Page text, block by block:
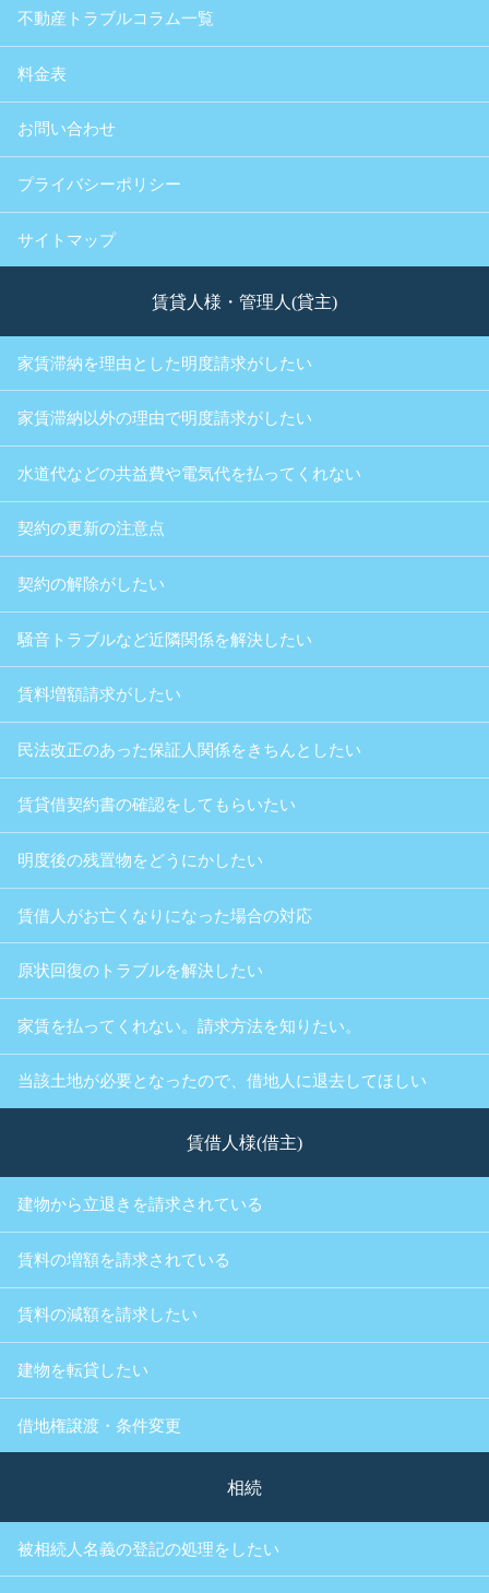
不動産トラブルコラム一覧
料金表
お問い合わせ
プライバシーポリシー
サイトマップ
賃貸人様・管理人(貸主)
家賃滞納を理由とした明度請求がしたい
家賃滞納以外の理由で明度請求がしたい
水道代などの共益費や電気代を払ってくれない
契約の更新の注意点
契約の解除がしたい
騒音トラブルなど近隣関係を解決したい
賃料増額請求がしたい
民法改正のあった保証人関係をきちんとしたい
賃貸借契約書の確認をしてもらいたい
明度後の残置物をどうにかしたい
賃借人がお亡くなりになった場合の対応
原状回復のトラブルを解決したい
家賃を払ってくれない。請求方法を知りたい。
当該土地が必要となったので、借地人に退去してほしい
賃借人様(借主)
建物から立退きを請求されている
賃料の増額を請求されている
賃料の減額を請求したい
建物を転貸したい
借地権譲渡・条件変更
相続
被相続人名義の登記の処理をしたい